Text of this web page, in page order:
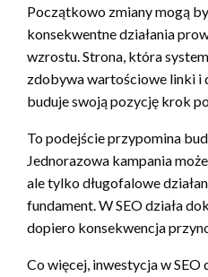
Początkowo zmiany mogą
konsekwentne działania
wzrostu. Strona, która
zdobywa wartościowe linki i
buduje swoją pozycję krok
To podejście przypomina
Jednorazowa kampania
ale tylko długofalowe
fundament. W SEO działa
dopiero konsekwencja
Co więcej, inwestycja w SEO